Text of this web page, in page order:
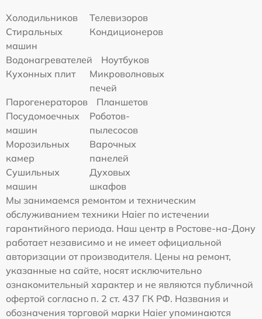
Холодильников
Телевизоров
Стиральных
машин
Кондиционеров
Водонагревателей
Ноутбуков
Кухонных плит
Микроволновых
печей
Парогенераторов
Планшетов
Посудомоечных
машин
Роботов-
пылесосов
Морозильных
камер
Варочных
панелей
Сушильных
машин
Духовых
шкафов
Мы занимаемся ремонтом и техническим
обслуживанием техники Haier по истечении
гарантийного периода. Наш центр в Ростове-на-Дону
работает независимо и не имеет официальной
авторизации от производителя. Цены на ремонт,
указанные на сайте, носят исключительно
ознакомительный характер и не являются публичной
офертой согласно п. 2 ст. 437 ГК РФ. Названия и
обозначения торговой марки Haier упоминаются